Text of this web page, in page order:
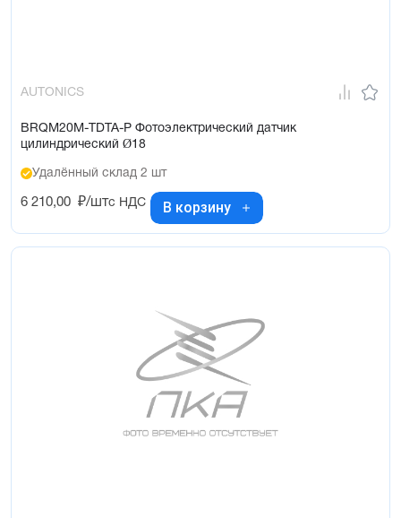
AUTONICS
BRQM20M-TDTA-P Фотоэлектрический датчик
цилиндрический Ø18
Удалённый склад 2 шт
6 210,00 ₽/штс НДС В корзину